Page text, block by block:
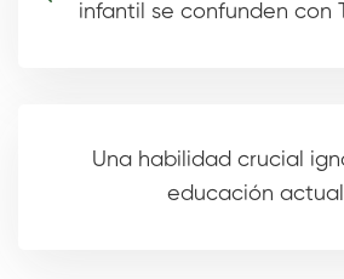
infantil se confunden con
Una habilidad crucial
educación